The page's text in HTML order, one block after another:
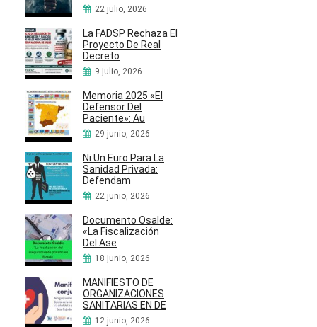
22 julio, 2026
La FADSP Rechaza El
Proyecto De Real
Decreto
9 julio, 2026
Memoria 2025 «El
Defensor Del
Paciente»: Au
29 junio, 2026
Ni Un Euro Para La
Sanidad Privada:
Defendam
22 junio, 2026
Documento Osalde:
«La Fiscalización
Del Ase
18 junio, 2026
MANIFIESTO DE
ORGANIZACIONES
SANITARIAS EN DE
12 junio, 2026